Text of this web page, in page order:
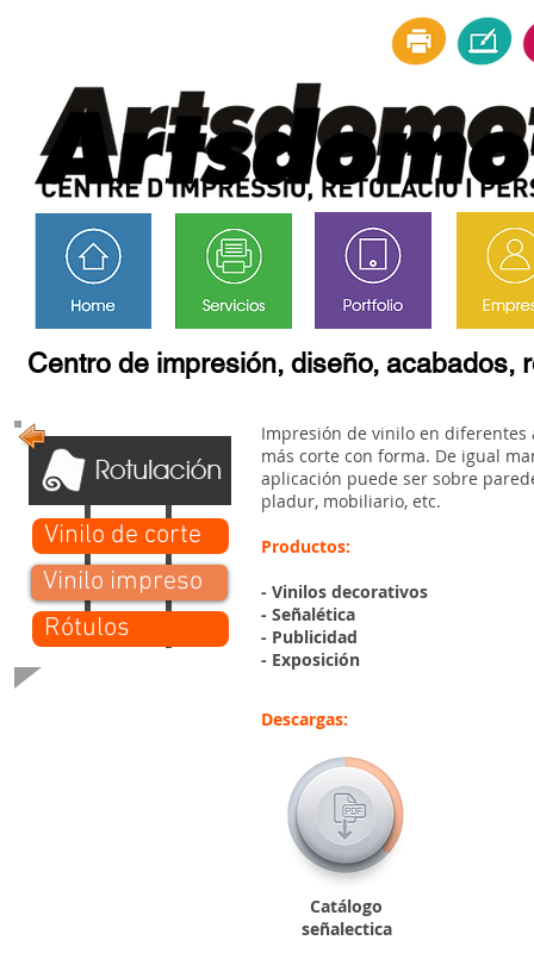
Centro de impresión, diseño, acabados,
Vinilo de corte
Vinilo impreso
Rótulos
Impresión de vinilo en
más corte con forma. De igual
aplicación puede ser sobre
pladur, mobiliario, etc.
Productos:
- Vinilos decorativos
- Señalética
- Publicidad
- Exposición
Descargas:
Catálogo
señalectica